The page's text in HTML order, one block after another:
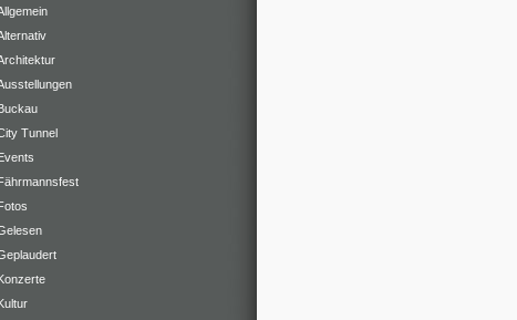
Tunnel